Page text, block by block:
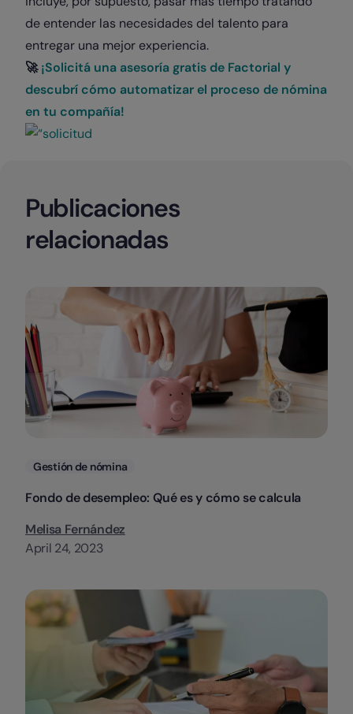
de entender las necesidades del talento para
entregar una mejor experiencia.
🚀¡Solicitá una asesoría gratis de Factorial y
descubrí cómo automatizar el proceso de nómina
en tu compañía!
Publicaciones
relacionadas
Categorias
Gestión de nómina
Fondo de desempleo: Qué es y cómo se calcula
Melisa Fernández
April 24, 2023